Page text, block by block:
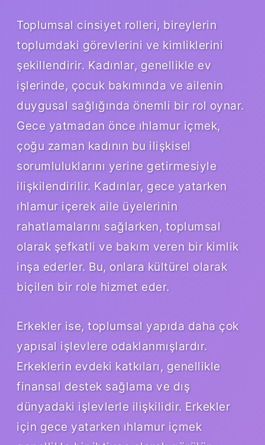
Toplumsal cinsiyet rolleri, bireylerin
toplumdaki görevlerini ve kimliklerini
şekillendirir. Kadınlar, genellikle ev
işlerinde, çocuk bakımında ve ailenin
duygusal sağlığında önemli bir rol oynar.
Gece yatmadan önce ıhlamur içmek,
çoğu zaman kadının bu ilişkisel
sorumluluklarını yerine getirmesiyle
ilişkilendirilir. Kadınlar, gece yatarken
ıhlamur içerek aile üyelerinin
rahatlamalarını sağlarken, toplumsal
olarak şefkatli ve bakım veren bir kimlik
inşa ederler. Bu, onlara kültürel olarak
biçilen bir role hizmet eder.
Erkekler ise, toplumsal yapıda daha çok
yapısal işlevlere odaklanmışlardır.
Erkeklerin evdeki katkıları, genellikle
finansal destek sağlama ve dış
dünyadaki işlevlerle ilişkilidir. Erkekler
için gece yatarken ıhlamur içmek